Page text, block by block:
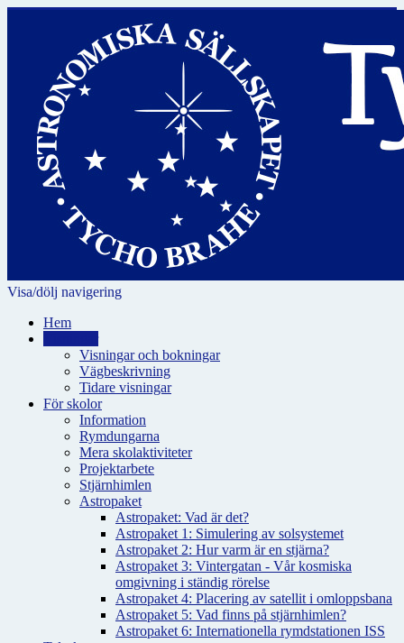
Visa/dölj navigering
Hem
Visningar och bokningar
Vägbeskrivning
Tidare visningar
För skolor
Information
Rymdungarna
Mera skolaktiviteter
Projektarbete
Stjärnhimlen
Astropaket
Astropaket: Vad är det?
Astropaket 1: Simulering av solsystemet
Astropaket 2: Hur varm är en stjärna?
Astropaket 3: Vintergatan - Vår kosmiska
omgivning i ständig rörelse
Astropaket 4: Placering av satellit i omloppsbana
Astropaket 5: Vad finns på stjärnhimlen?
Astropaket 6: Internationella rymdstationen ISS